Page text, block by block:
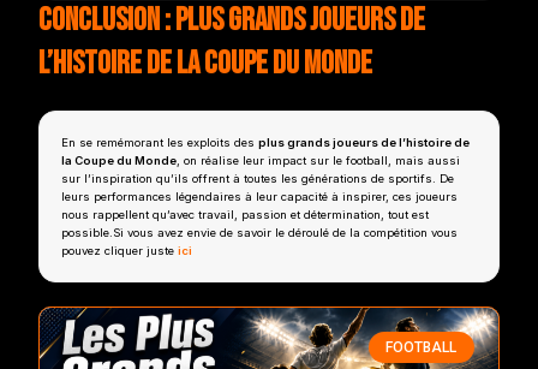
Conclusion : Plus Grands Joueurs de
l’Histoire de la Coupe du Monde
En se remémorant les exploits desplus grands joueurs de l’histoire de
la Coupe du Monde , on réalise leur impact sur le football, mais aussi
sur l’inspiration qu’ils offrent à toutes les générations de sportifs. De
leurs performances légendaires à leur capacité à inspirer, ces joueurs
nous rappellent qu’avec travail, passion et détermination, tout est
possible.Si vous avez envie de savoir le déroulé de la compétition vous
pouvez cliquer justeici
FOOTBALL